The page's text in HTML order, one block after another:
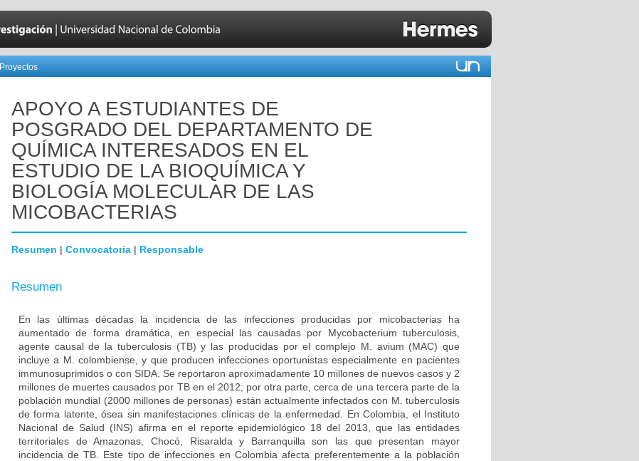
Proyectos
APOYO A ESTUDIANTES DE
POSGRADO DEL DEPARTAMENTO DE
QUÍMICA INTERESADOS EN EL
ESTUDIO DE LA BIOQUÍMICA Y
BIOLOGÍA MOLECULAR DE LAS
MICOBACTERIAS
Resumen | Convocatoria | Responsable
Resumen
En las últimas décadas la incidencia de las infecciones producidas por micobacterias ha
aumentado de forma dramática, en especial las causadas por Mycobacterium tuberculosis,
agente causal de la tuberculosis (TB) y las producidas por el complejo M. avium (MAC) que
incluye a M. colombiense, y que producen infecciones oportunistas especialmente en pacientes
immunosuprimidos o con SIDA. Se reportaron aproximadamente 10 millones de nuevos casos y 2
millones de muertes causados por TB en el 2012; por otra parte, cerca de una tercera parte de la
población mundial (2000 millones de personas) están actualmente infectados con M. tuberculosis
de forma latente, ósea sin manifestaciones clínicas de la enfermedad. En Colombia, el Instituto
Nacional de Salud (INS) afirma en el reporte epidemiológico 18 del 2013, que las entidades
territoriales de Amazonas, Chocó, Risaralda y Barranquilla son las que presentan mayor
incidencia de TB. Este tipo de infecciones en Colombia afecta preferentemente a la población